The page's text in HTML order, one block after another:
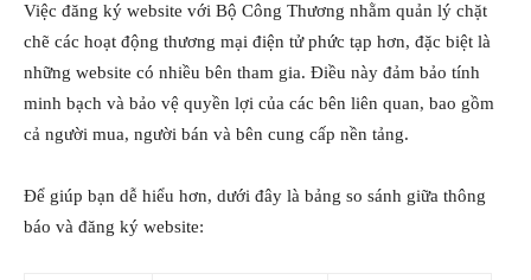
Việc đăng ký website với Bộ Công Thương nhằm quản lý chặt
chẽ các hoạt động thương mại điện tử phức tạp hơn, đặc biệt là
những website có nhiều bên tham gia. Điều này đảm bảo tính
minh bạch và bảo vệ quyền lợi của các bên liên quan, bao gồm
cả người mua, người bán và bên cung cấp nền tảng.
Để giúp bạn dễ hiểu hơn, dưới đây là bảng so sánh giữa thông
báo và đăng ký website: